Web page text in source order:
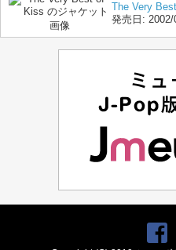
The Very
発売日: 2002/